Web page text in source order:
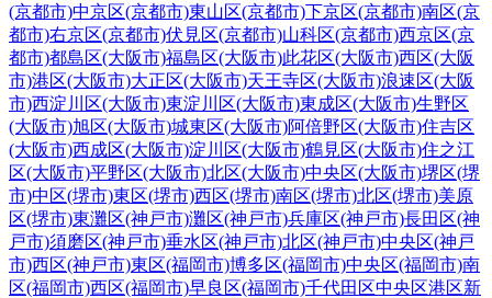
(京都市)中京区(京都市)東山区(京都市)下京区(京都市)南区(京
都市)右京区(京都市)伏見区(京都市)山科区(京都市)西京区(京
都市)都島区(大阪市)福島区(大阪市)此花区(大阪市)西区(大阪
市)港区(大阪市)大正区(大阪市)天王寺区(大阪市)浪速区(大阪
市)西淀川区(大阪市)東淀川区(大阪市)東成区(大阪市)生野区
(大阪市)旭区(大阪市)城東区(大阪市)阿倍野区(大阪市)住吉区
(大阪市)西成区(大阪市)淀川区(大阪市)鶴見区(大阪市)住之江
区(大阪市)平野区(大阪市)北区(大阪市)中央区(大阪市)堺区(堺
市)中区(堺市)東区(堺市)西区(堺市)南区(堺市)北区(堺市)美原
区(堺市)東灘区(神戸市)灘区(神戸市)兵庫区(神戸市)長田区(神
戸市)須磨区(神戸市)垂水区(神戸市)北区(神戸市)中央区(神戸
市)西区(神戸市)東区(福岡市)博多区(福岡市)中央区(福岡市)南
区(福岡市)西区(福岡市)早良区(福岡市)千代田区中央区港区新